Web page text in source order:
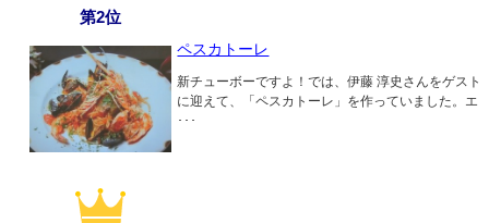
第2位
ペスカトーレ
新チューボーですよ！では、伊藤 淳史さんをゲスト
に迎えて、「ペスカトーレ」を作っていました。エ
･･･